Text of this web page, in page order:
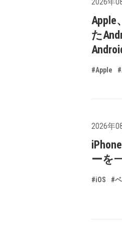
た
#Apple
2026年
ーを
#iOS #